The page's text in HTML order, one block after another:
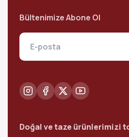
Bültenimize Abone Ol
Doğal ve taze ürünlerimizi